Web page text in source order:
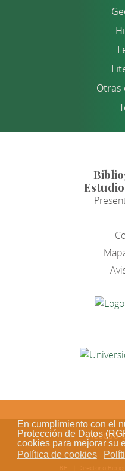
En cumplimiento con el
Protección de Datos
cookies para mejorar su
Política de cookies
Otras
Acceso